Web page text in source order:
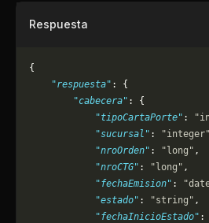
Respuesta
{
    "respuesta"
: {
        "cabecera"
: {
            "tipoCartaPorte"
:
            "sucursal"
: "integer"
            "nroOrden"
: "long" ,
            "nroCTG"
: "long" ,
            "fechaEmision"
:
            "estado"
: "string" ,
            "fechaInicioEstado"
: